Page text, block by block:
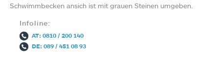
Schwimmbecken ansich ist mit grauen Steinen umgeben.
Infoline:
AT: 0810 / 200 140
DE: 089 / 451 08 93